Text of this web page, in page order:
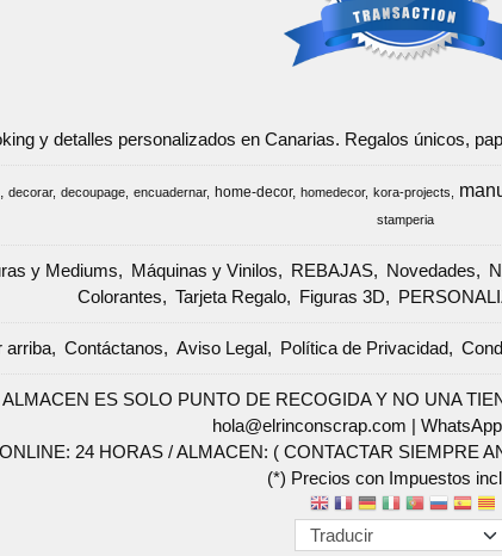
y detalles personalizados en Canarias. Regalos únicos,
decorar decoupage encuadernar home-decor homedecor kora-projects
stamperia
y Mediums Máquinas y Vinilos REBAJAS Novedades
Colorantes
Tarjeta Regalo Figuras 3D
arriba Contáctanos Aviso Legal Política de Privacidad
ES SOLO PUNTO DE RECOGIDA Y NO UNA
hola@elrinconscrap.com |
ONLINE: 24 HORAS / ALMACEN: ( CONTACTAR SIEMPRE
(*) Precios con Impuestos